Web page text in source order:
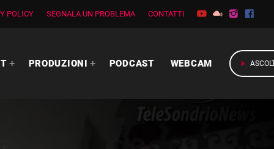
POLICY SEGNALA UN PROBLEMA CONTATTI
PRODUZIONI PODCAST WEBCAM play_arrow ASCOLTA